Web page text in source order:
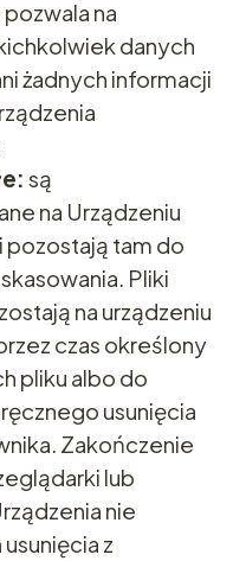
na
danych
żadnych informacji
są
na Urządzeniu
pozostają tam do
Pliki
na urządzeniu
czas określony
pliku albo do
usunięcia
Zakończenie
lub
nie
z